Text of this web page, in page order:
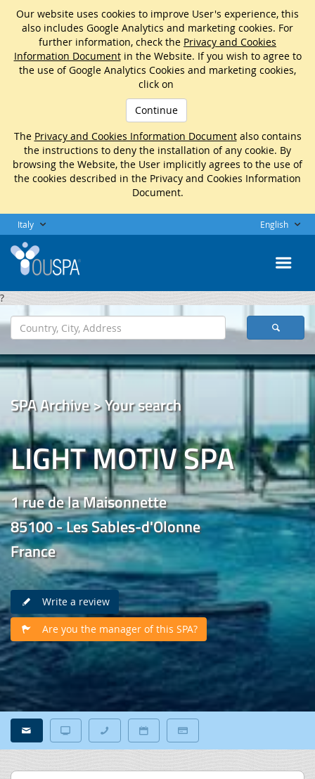
Our website uses cookies to improve User's experience, this
also includes Google Analytics and marketing cookies. For
further information, check the Privacy and Cookies
Information Documentin the Website. If you wish to agree to
the use of Google Analytics Cookies and marketing cookies,
click on
Continue
The Privacy and Cookies Information Documentalso contains
the instructions to deny the installation of any cookie. By
browsing the Website, the User implicitly agrees to the use of
the cookies described in the Privacy and Cookies Information
Document.
Italy English
?
SPA Archive > Your search
LIGHT MOTIV SPA
1 rue de la Maisonnette
85100 - Les Sables-d'Olonne
France
Write a review
Are you the manager of this SPA?